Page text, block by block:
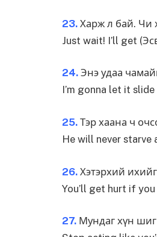
23. Харж л бай. Чи
Just wait! I’ll get
24. Энэ удаа
I’m gonna let it
25. Тэр хаана ч
He will never starve
26. Хэтэрхий
You’ll get hurt if
27. Мундаг хүн